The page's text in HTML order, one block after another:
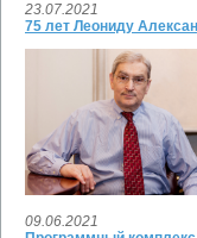
23.07.2021
75 лет Леониду
09.06.2021